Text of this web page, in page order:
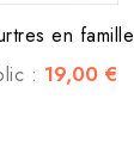
en famille
: 19,00 €